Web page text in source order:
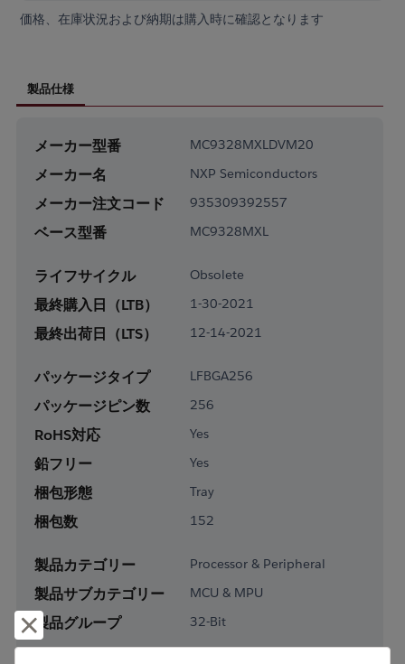
価格、在庫状況および納期は購入時に確認となります
製品仕様
メーカー型番 MC9328MXLDVM20
メーカー名 NXP Semiconductors
メーカー注文コード 935309392557
ベース型番 MC9328MXL
ライフサイクル Obsolete
最終購入日（LTB） 1-30-2021
最終出荷日（LTS） 12-14-2021
パッケージタイプ LFBGA256
パッケージピン数 256
RoHS対応 Yes
鉛フリー Yes
梱包形態 Tray
梱包数 152
製品カテゴリー Processor & Peripheral
製品サブカテゴリー MCU & MPU
製品グループ 32-Bit
却下して閉じる